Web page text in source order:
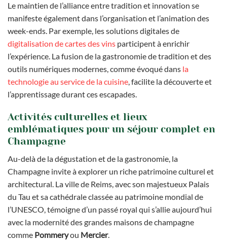
Le maintien de l’alliance entre tradition et innovation se
manifeste également dans l’organisation et l’animation des
week-ends. Par exemple, les solutions digitales de
digitalisation de cartes des vins participent à enrichir
l’expérience. La fusion de la gastronomie de tradition et des
outils numériques modernes, comme évoqué dans la
technologie au service de la cuisine, facilite la découverte et
l’apprentissage durant ces escapades.
Activités culturelles et lieux
emblématiques pour un séjour complet en
Champagne
Au-delà de la dégustation et de la gastronomie, la
Champagne invite à explorer un riche patrimoine culturel et
architectural. La ville de Reims, avec son majestueux Palais
du Tau et sa cathédrale classée au patrimoine mondial de
l’UNESCO, témoigne d’un passé royal qui s’allie aujourd’hui
avec la modernité des grandes maisons de champagne
comme Pommeryou Mercier.